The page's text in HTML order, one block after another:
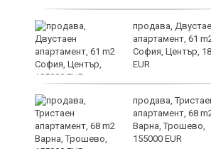
продава,
апартамент, 61
София, Център,
EUR
продава,
апартамент, 68
Варна, Трошево,
155000 EUR